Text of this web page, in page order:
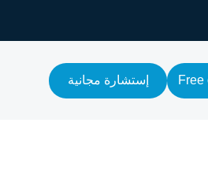
Free إستشارة مجانية